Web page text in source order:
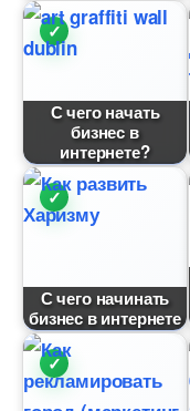
С чего начать
изнес
интернете?
С чего начинать
изнес в интернете